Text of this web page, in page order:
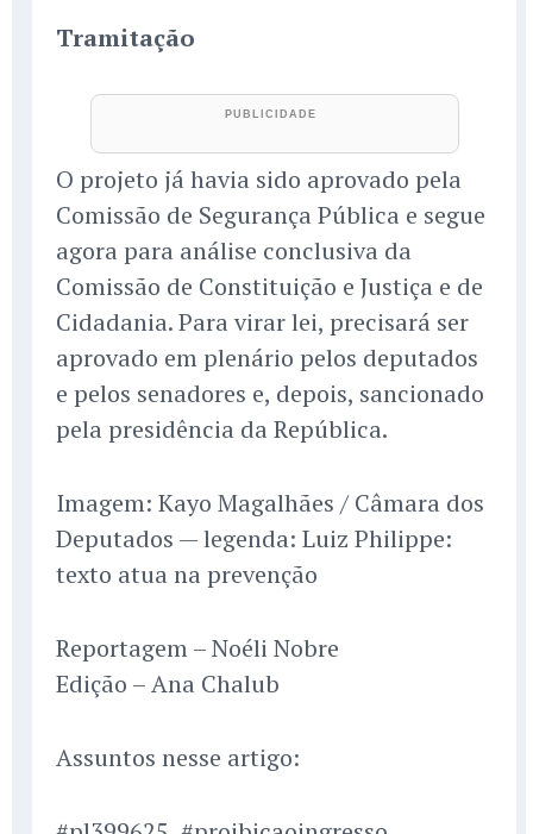
Tramitação
O projeto já havia sido aprovado pela
Comissão de Segurança Pública e segue
agora para análise conclusiva da
Comissão de Constituição e Justiça e de
Cidadania. Para virar lei, precisará ser
aprovado em plenário pelos deputados
e pelos senadores e, depois, sancionado
pela presidência da República.
Imagem: Kayo Magalhães / Câmara dos
Deputados — legenda: Luiz Philippe:
texto atua na prevenção
Reportagem – Noéli Nobre
Edição – Ana Chalub
Assuntos nesse artigo: